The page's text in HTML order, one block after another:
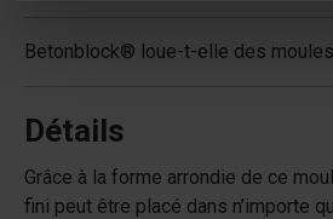
Betonblock® loue-t-elle des
Détails
Grâce à la forme arrondie de ce
fini peut être placé dans n’importe